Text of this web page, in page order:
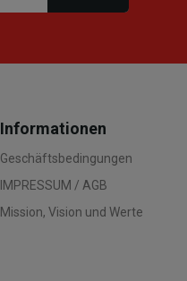
Informationen
Geschäftsbedingungen
IMPRESSUM / AGB
Mission, Vision und Werte